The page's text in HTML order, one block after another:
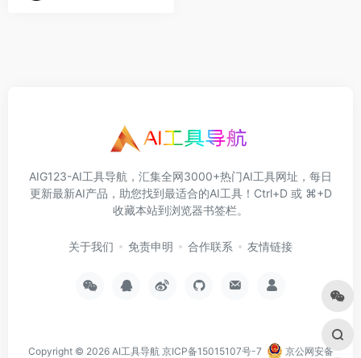
AIG123-AI工具导航，汇集全网3000+热门AI工具网址，每日
更新最新AI产品，助您找到最适合的AI工具！Ctrl+D 或 ⌘+D
收藏本站到浏览器书签栏。
关于我们 免责申明 合作联系 友情链接
Copyright © 2026 AI工具导航 京ICP备15015107号-7 京公网安备